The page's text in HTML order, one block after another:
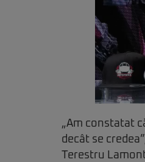
„Am constatat
decât se
Terestru